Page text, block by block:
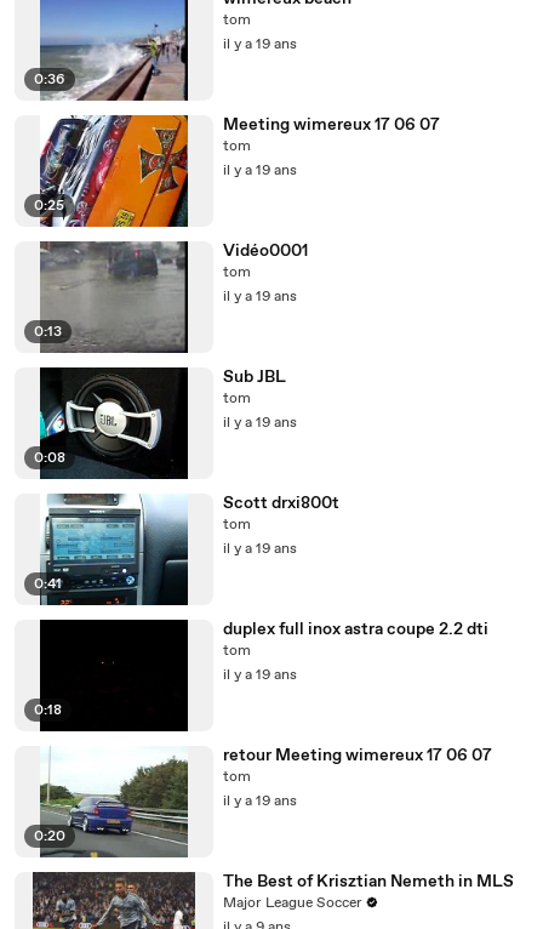
0:36
tom
il y a 19 ans
0:25
Meeting wimereux 17 06 07
tom
il y a 19 ans
0:13
Vidéo0001
tom
il y a 19 ans
0:08
Sub JBL
tom
il y a 19 ans
0:41
Scott drxi800t
tom
il y a 19 ans
0:18
duplex full inox astra coupe 2.2 dti
tom
il y a 19 ans
0:20
retour Meeting wimereux 17 06 07
tom
il y a 19 ans
The Best of Krisztian Nemeth in MLS
Major League Soccer